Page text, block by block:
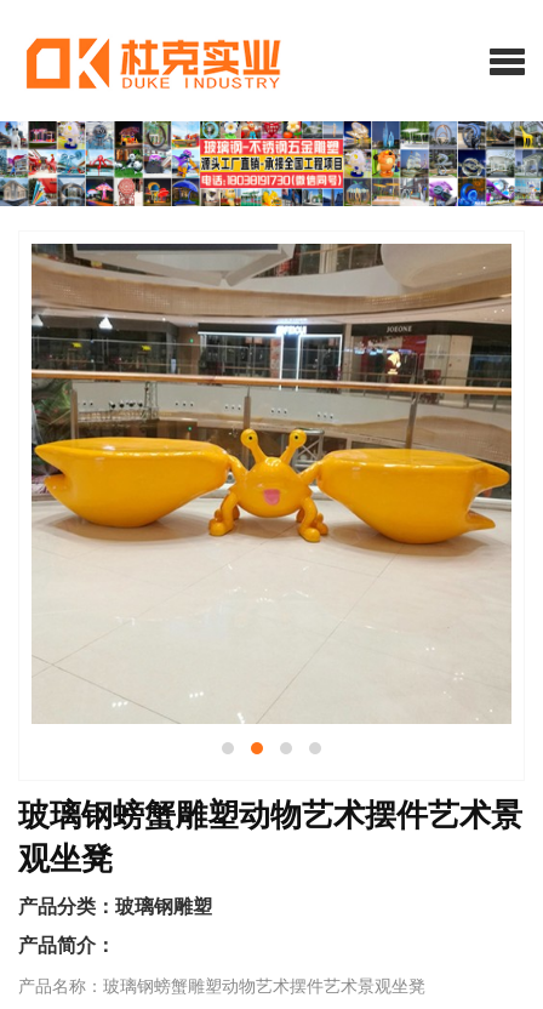
玻璃钢螃蟹雕塑动物艺术摆件艺术景
观坐凳
产品分类： 玻璃钢雕塑
产品简介：
产品名称：玻璃钢螃蟹雕塑动物艺术摆件艺术景观坐凳